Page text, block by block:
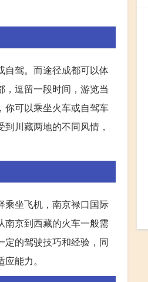
自驾。而途径成都可以体
逗留一段时间，游览当
你可以乘坐火车或自驾车
川藏两地的不同风情，
乘坐飞机，南京禄口国际
南京到西藏的火车一般需
定的驾驶技巧和经验，同
能力。